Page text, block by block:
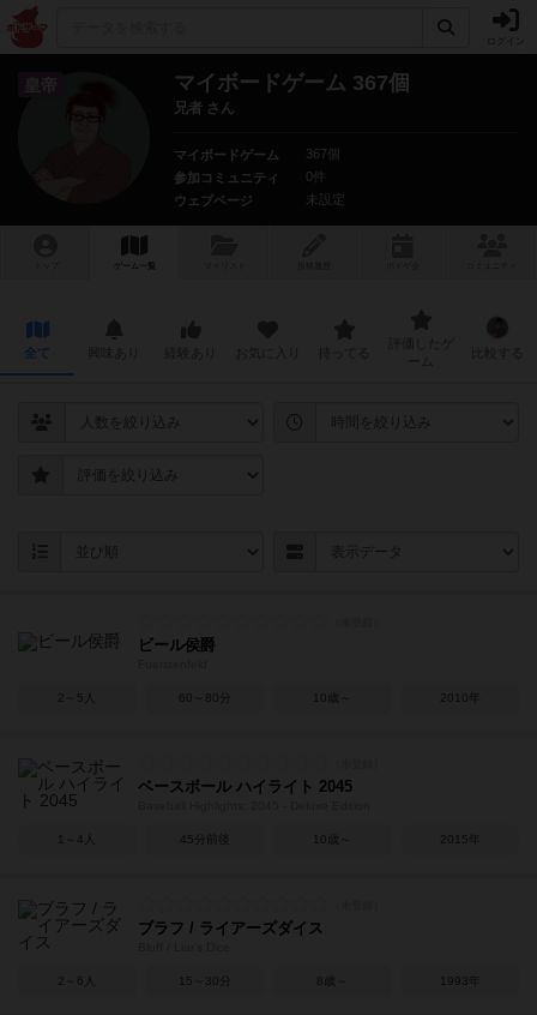
皇帝 マイボードゲーム 367個
兄者 さん
マイボードゲーム
367個
参加コミュニティ
0件
ウェブページ
未設定
ゲーム一覧
全て
ビール侯爵
2～5人 60～80分 10歳～ 2010年
ベースボール ハイライト 2045
1～4人 45分前後 10歳～ 2015年
ブラフ / ライアーズダイス
2～6人 15～30分 8歳～ 1993年